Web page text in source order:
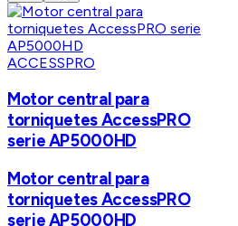
ACCESSPRO
Motor central para
torniquetes AccessPRO
serie AP5000HD
Motor central para
torniquetes AccessPRO
serie AP5000HD